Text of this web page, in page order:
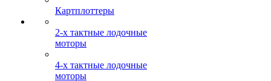
Картплоттеры
2-х тактные лодочные
моторы
4-х тактные лодочные
моторы